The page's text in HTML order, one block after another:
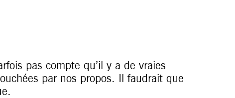
pas compte qu’il y a de vraies
par nos propos. Il faudrait que